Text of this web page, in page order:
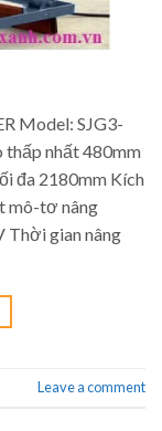
Model: SJG3-
thấp nhất 480mm
đa 2180mm Kích
mô-tơ nâng
Thời gian nâng
Leave a comment